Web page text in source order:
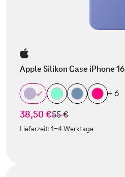
Apple Silikon Case iPhone 16
+ 6
38,50 €statt
55 €
Lieferzeit:1-4 Werktage